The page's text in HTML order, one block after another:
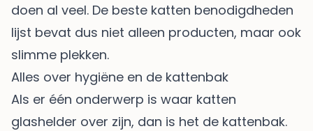
doen al veel. De beste katten benodigdheden
lijst bevat dus niet alleen producten, maar ook
slimme plekken.
Alles over hygiëne en de kattenbak
Als er één onderwerp is waar katten
glashelder over zijn, dan is het de kattenbak.